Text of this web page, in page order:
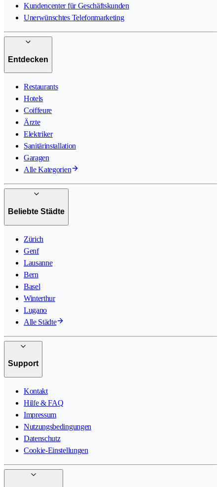
Kundencenter für Geschäftskunden
Unerwünschtes Telefonmarketing
Entdecken
Restaurants
Hotels
Coiffeure
Ärzte
Elektriker
Sanitärinstallation
Garagen
Alle Kategorien
Beliebte Städte
Zürich
Genf
Lausanne
Bern
Basel
Winterthur
Lugano
Alle Städte
Support
Kontakt
Hilfe & FAQ
Impressum
Nutzungsbedingungen
Datenschutz
Cookie-Einstellungen